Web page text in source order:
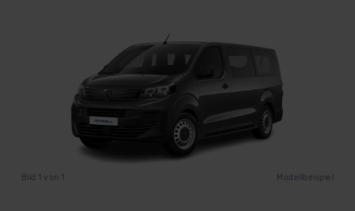
Bild 1 von 1 Modellbeispiel